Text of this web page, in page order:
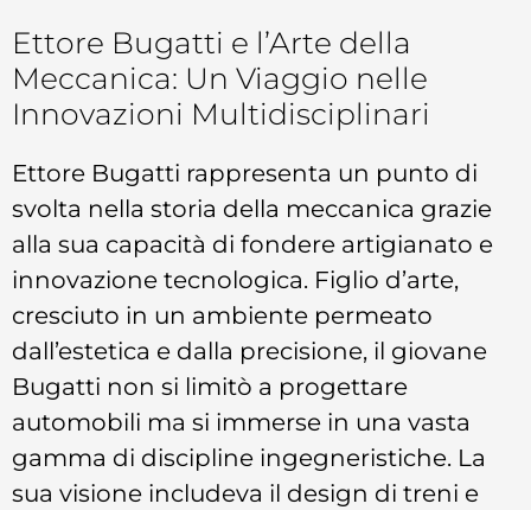
Ettore Bugatti e l’Arte della
Meccanica: Un Viaggio nelle
Innovazioni Multidisciplinari
Ettore Bugatti rappresenta un punto di
svolta nella storia della meccanica grazie
alla sua capacità di fondere artigianato e
innovazione tecnologica. Figlio d’arte,
cresciuto in un ambiente permeato
dall’estetica e dalla precisione, il giovane
Bugatti non si limitò a progettare
automobili ma si immerse in una vasta
gamma di discipline ingegneristiche. La
sua visione includeva il design di treni e